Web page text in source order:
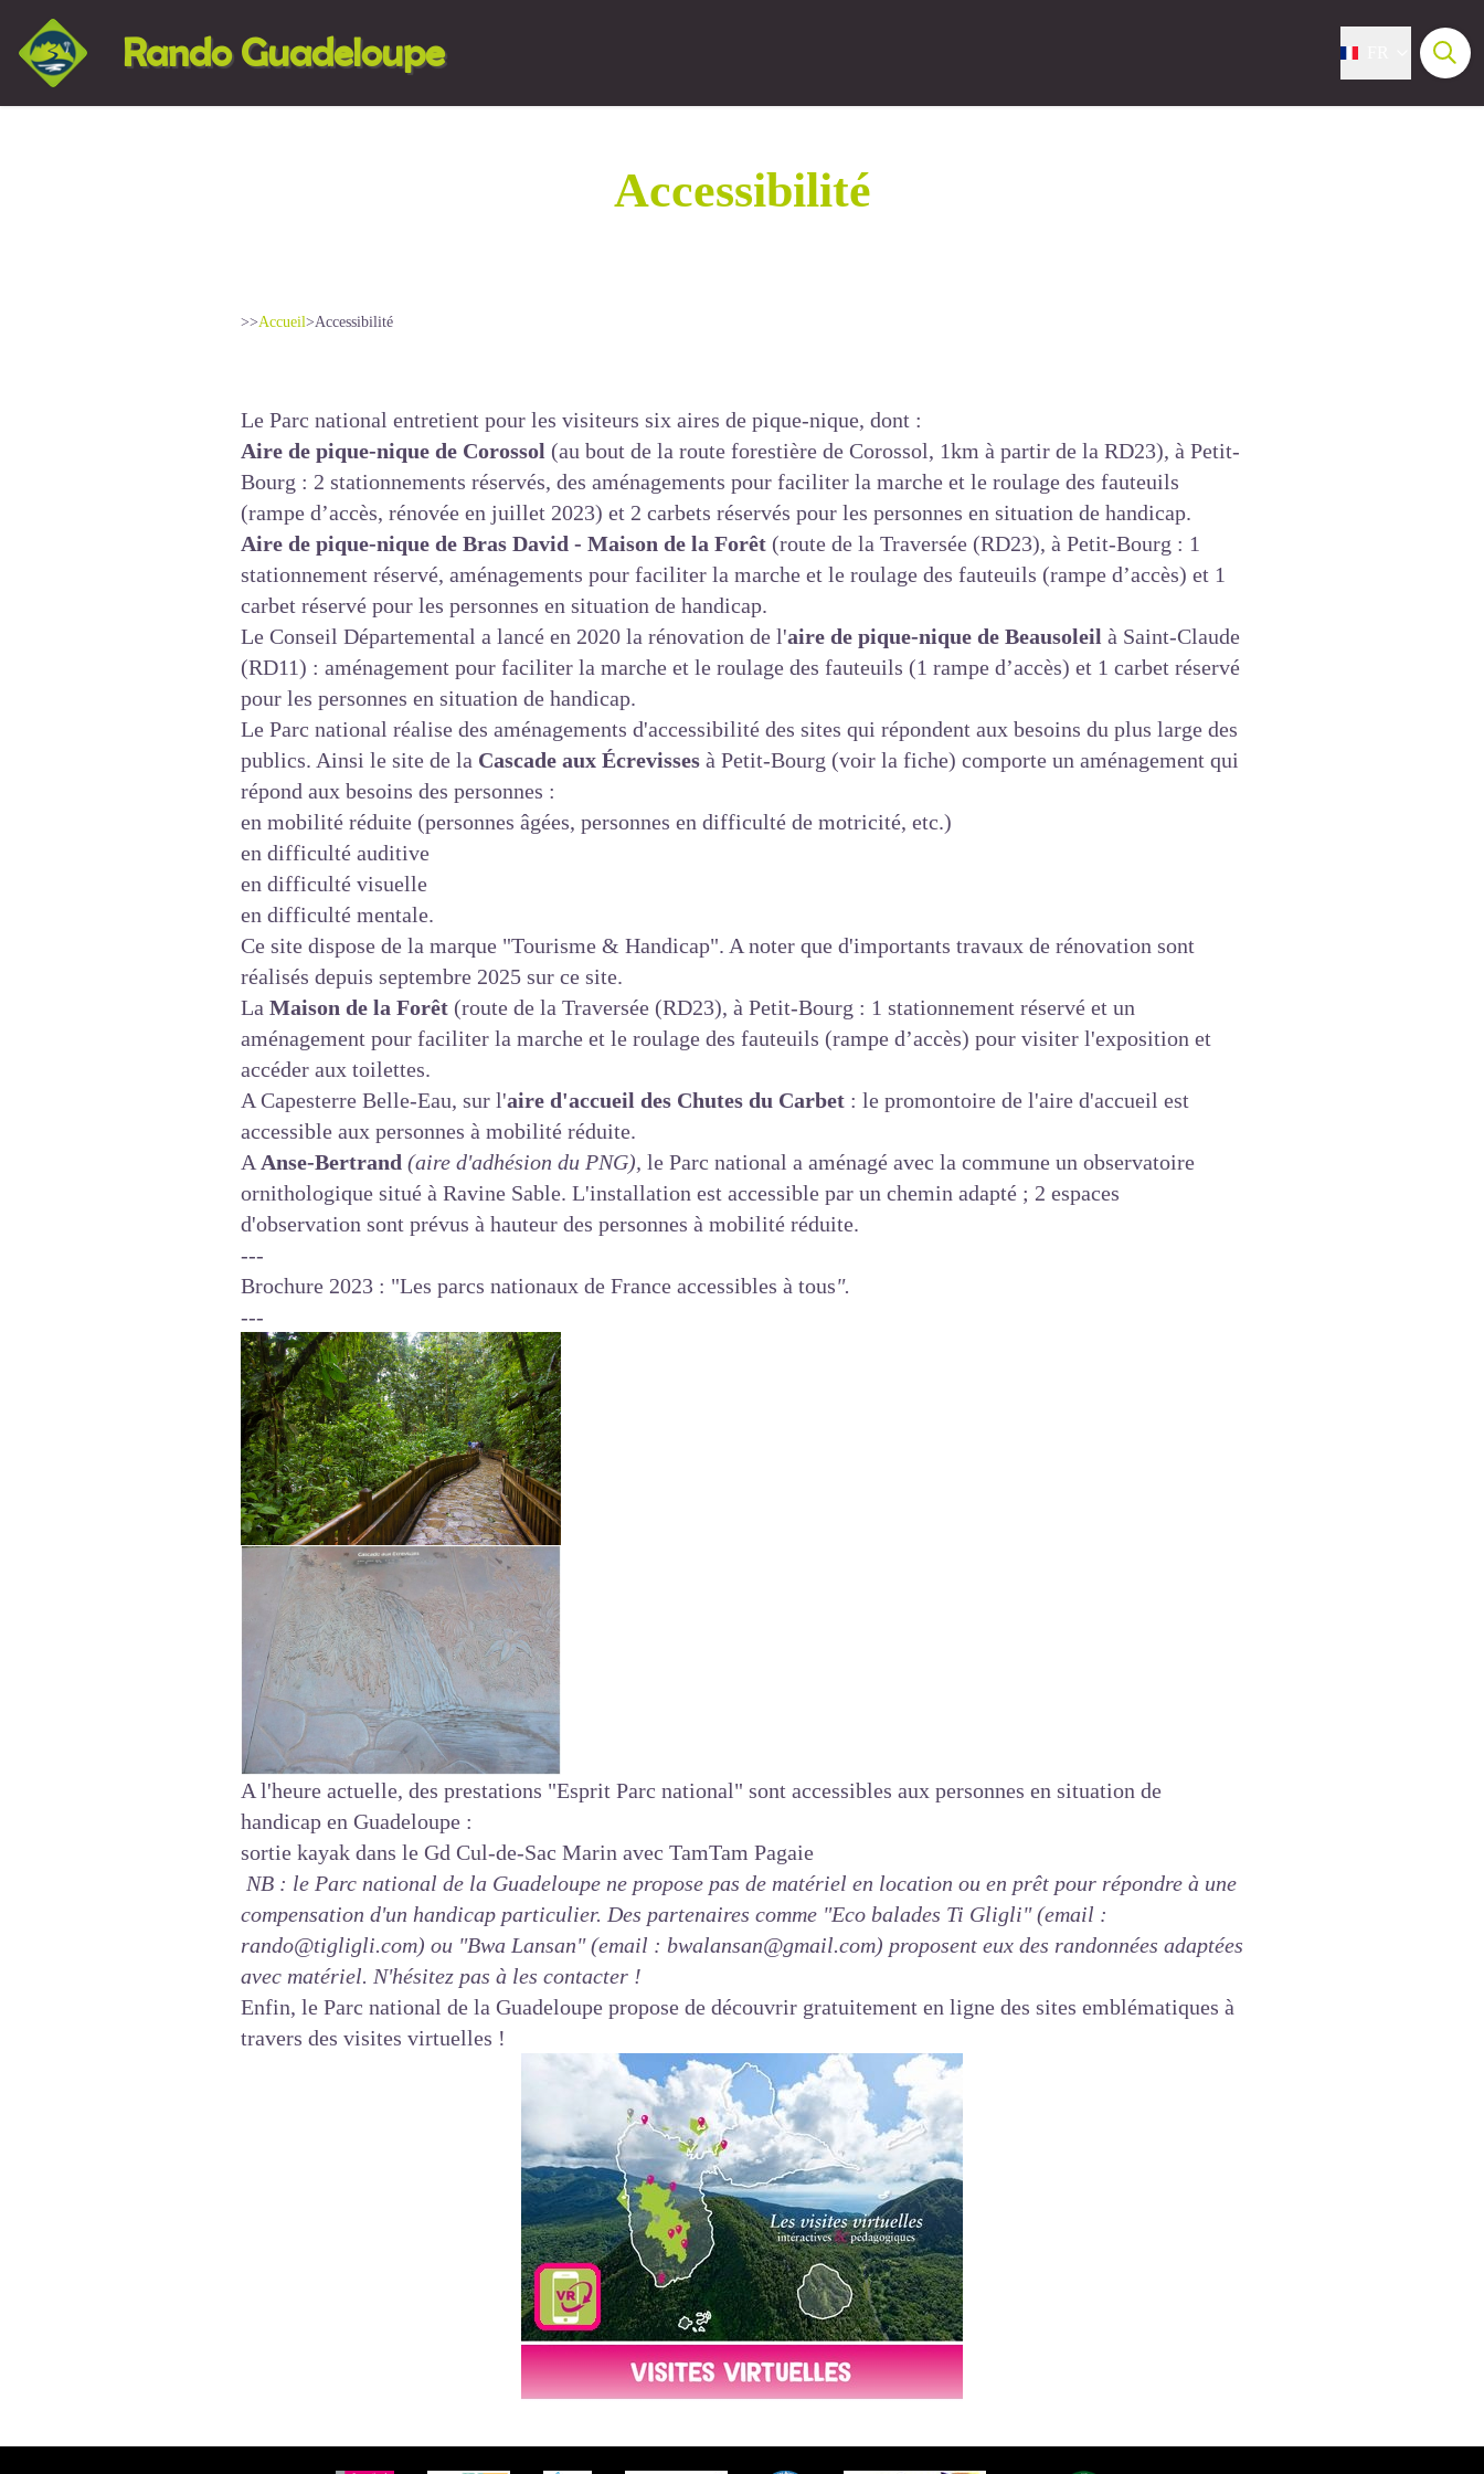
Rando Guadeloupe
Accessibilité
>>Accueil>Accessibilité
Le Parc national entretient pour les visiteurs six aires de pique-nique, dont :
Aire de pique-nique de Corossol (au bout de la route forestière de Corossol, 1km à partir de la RD23), à Petit-
Bourg : 2 stationnements réservés, des aménagements pour faciliter la marche et le roulage des fauteuils
(rampe d’accès, rénovée en juillet 2023) et 2 carbets réservés pour les personnes en situation de handicap.
Aire de pique-nique de Bras David - Maison de la Forêt (route de la Traversée (RD23), à Petit-Bourg : 1
stationnement réservé, aménagements pour faciliter la marche et le roulage des fauteuils (rampe d’accès) et 1
carbet réservé pour les personnes en situation de handicap.
Le Conseil Départemental a lancé en 2020 la rénovation de l'aire de pique-nique de Beausoleil à Saint-Claude
(RD11) : aménagement pour faciliter la marche et le roulage des fauteuils (1 rampe d’accès) et 1 carbet réservé
pour les personnes en situation de handicap.
Le Parc national réalise des aménagements d'accessibilité des sites qui répondent aux besoins du plus large des
publics. Ainsi le site de la Cascade aux Écrevisses à Petit-Bourg (voir la fiche) comporte un aménagement qui
répond aux besoins des personnes :
en mobilité réduite (personnes âgées, personnes en difficulté de motricité, etc.)
en difficulté auditive
en difficulté visuelle
en difficulté mentale.
Ce site dispose de la marque "Tourisme & Handicap". A noter que d'importants travaux de rénovation sont
réalisés depuis septembre 2025 sur ce site.
La Maison de la Forêt (route de la Traversée (RD23), à Petit-Bourg : 1 stationnement réservé et un
aménagement pour faciliter la marche et le roulage des fauteuils (rampe d’accès) pour visiter l'exposition et
accéder aux toilettes.
A Capesterre Belle-Eau, sur l'aire d'accueil des Chutes du Carbet : le promontoire de l'aire d'accueil est
accessible aux personnes à mobilité réduite.
A Anse-Bertrand (aire d'adhésion du PNG), le Parc national a aménagé avec la commune un observatoire
ornithologique situé à Ravine Sable. L'installation est accessible par un chemin adapté ; 2 espaces
d'observation sont prévus à hauteur des personnes à mobilité réduite.
---
Brochure 2023 : "Les parcs nationaux de France accessibles à tous".
---
A l'heure actuelle, des prestations "Esprit Parc national" sont accessibles aux personnes en situation de
handicap en Guadeloupe :
sortie kayak dans le Gd Cul-de-Sac Marin avec TamTam Pagaie
NB : le Parc national de la Guadeloupe ne propose pas de matériel en location ou en prêt pour répondre à une
compensation d'un handicap particulier. Des partenaires comme "Eco balades Ti Gligli"(email :
rando@tigligli.com) ou "Bwa Lansan"(email : bwalansan@gmail.com) proposent eux des randonnées adaptées
avec matériel. N'hésitez pas à les contacter !
Enfin, le Parc national de la Guadeloupe propose de découvrir gratuitement en ligne des sites emblématiques à
travers des visites virtuelles !